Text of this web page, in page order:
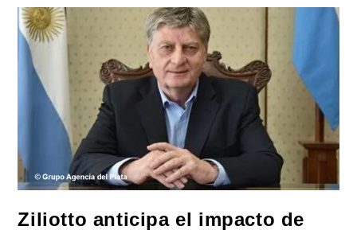
Exfuncionarias
ANMAT
Y
El
INAME
Fentanilo
Contaminado
Ziliotto anticipa el impacto de